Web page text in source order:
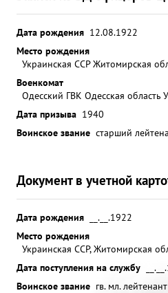
Дата рождения 12.08.1922
Место рождения
Украинская ССР Житомирская
Военкомат
Одесский ГВК Одесская область
Дата призыва 1940
Воинское звание старший
Документ в учетной
Дата рождения
__.__.1922
Место рождения
Украинская ССР, Житомирская
Дата поступления на службу
Воинское звание гв. мл. лейтенант